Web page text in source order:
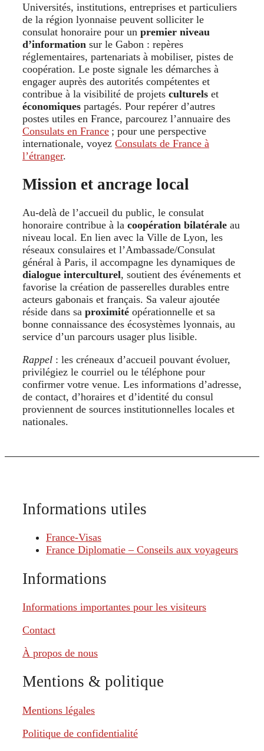
Universités, institutions, entreprises et particuliers
de la région lyonnaise peuvent solliciter le
consulat honoraire pour un premier niveau
d’information sur le Gabon : repères
réglementaires, partenariats à mobiliser, pistes de
coopération. Le poste signale les démarches à
engager auprès des autorités compétentes et
contribue à la visibilité de projets culturels et
économiques partagés. Pour repérer d’autres
postes utiles en France, parcourez l’annuaire des
Consulats en France ; pour une perspective
internationale, voyez Consulats de France à
l’étranger.
Mission et ancrage local
Au-delà de l’accueil du public, le consulat
honoraire contribue à la coopération bilatérale au
niveau local. En lien avec la Ville de Lyon, les
réseaux consulaires et l’Ambassade/Consulat
général à Paris, il accompagne les dynamiques de
dialogue interculturel, soutient des événements et
favorise la création de passerelles durables entre
acteurs gabonais et français. Sa valeur ajoutée
réside dans sa proximité opérationnelle et sa
bonne connaissance des écosystèmes lyonnais, au
service d’un parcours usager plus lisible.
Rappel : les créneaux d’accueil pouvant évoluer,
privilégiez le courriel ou le téléphone pour
confirmer votre venue. Les informations d’adresse,
de contact, d’horaires et d’identité du consul
proviennent de sources institutionnelles locales et
nationales.
Informations utiles
France-Visas
France Diplomatie – Conseils aux voyageurs
Informations
Informations importantes pour les visiteurs
Contact
À propos de nous
Mentions & politique
Mentions légales
Politique de confidentialité